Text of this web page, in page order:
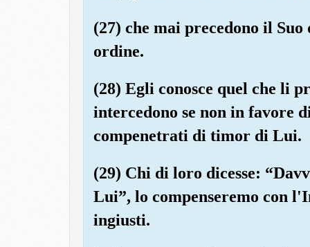
(27) che mai precedono il Suo
ordine.
(28) Egli conosce quel che li
intercedono se non in favore
compenetrati di timor di Lui.
(29) Chi di loro dicesse:
Lui”, lo compenseremo con
ingiusti.